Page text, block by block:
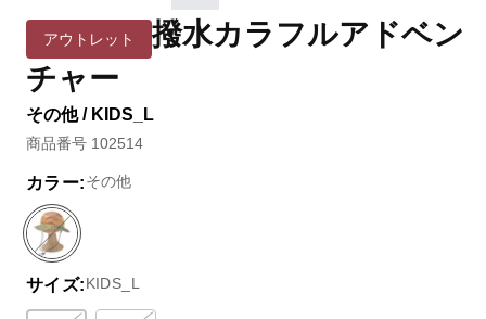
アウトレット
撥水カラフルアドベン
チャー
その他 / KIDS_L
商品番号 102514
カラー:その他
そ
の
他
バ
リ
エ
ー
サイズ:KIDS_L